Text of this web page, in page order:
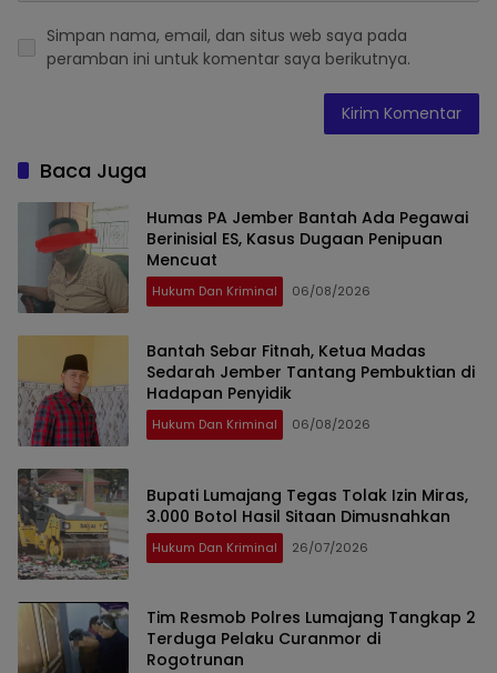
Simpan nama, email, dan situs web saya pada
peramban ini untuk komentar saya berikutnya.
Baca Juga
Humas PA Jember Bantah Ada Pegawai
Berinisial ES, Kasus Dugaan Penipuan
Mencuat
Hukum Dan Kriminal 06/08/2026
Bantah Sebar Fitnah, Ketua Madas
Sedarah Jember Tantang Pembuktian di
Hadapan Penyidik
Hukum Dan Kriminal 06/08/2026
Bupati Lumajang Tegas Tolak Izin Miras,
3.000 Botol Hasil Sitaan Dimusnahkan
Hukum Dan Kriminal 26/07/2026
Tim Resmob Polres Lumajang Tangkap 2
Terduga Pelaku Curanmor di
Rogotrunan